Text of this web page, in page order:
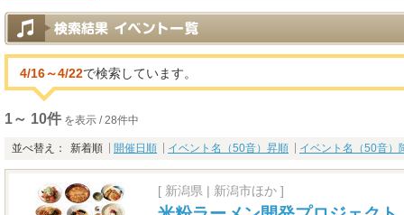
4/16～4/22で検索しています。
1～ 10件 を表示 / 28件中
並べ替え： 新着順 開催日順 イベント名（50音）昇順 イベント名（50音）
[ 新潟県 | 新潟市ほか ]